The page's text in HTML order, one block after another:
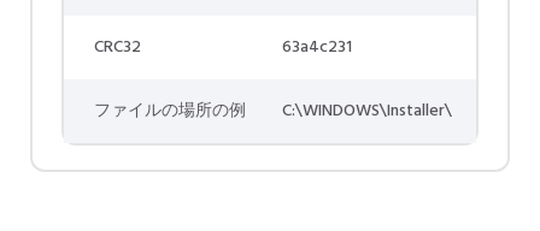
CRC32 63a4c231
ファイルの場所の例 C:\WINDOWS\Installer\